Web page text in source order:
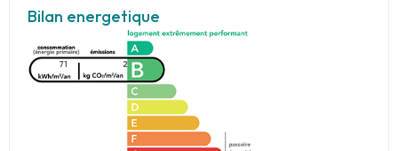
Bilan energetique
71 2